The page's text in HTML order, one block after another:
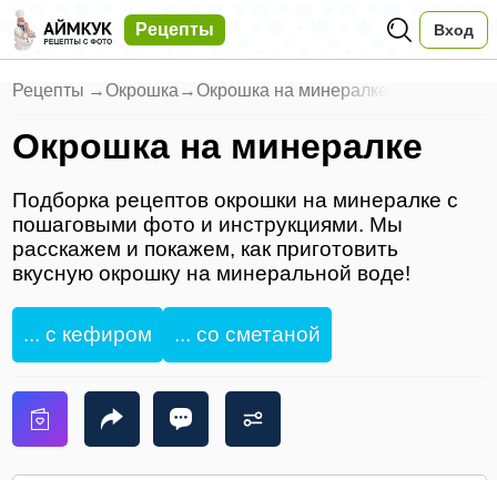
Рецепты Вход
Рецепты →Окрошка →Окрошка на минералке
Окрошка на минералке
Подборка рецептов окрошки на минералке с
пошаговыми фото и инструкциями. Мы
расскажем и покажем, как приготовить
вкусную окрошку на минеральной воде!
... с кефиром ... со сметаной